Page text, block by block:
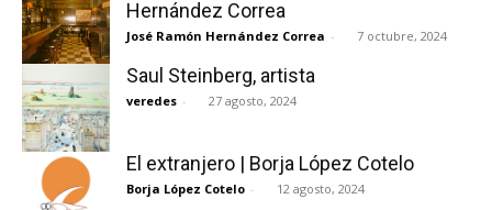
Hernández Correa
José Ramón Hernández Correa - 7 octubre, 2024
Saul Steinberg, artista
veredes - 27 agosto, 2024
El extranjero | Borja López Cotelo
Borja López Cotelo - 12 agosto, 2024